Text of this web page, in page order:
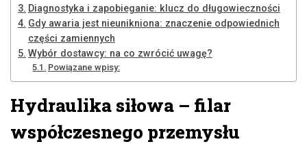
Diagnostyka i zapobieganie: klucz do długowieczności
Gdy awaria jest nieunikniona: znaczenie odpowiednich
części zamiennych
Wybór dostawcy: na co zwrócić uwagę?
Powiązane wpisy:
Hydraulika siłowa – filar
współczesnego przemysłu